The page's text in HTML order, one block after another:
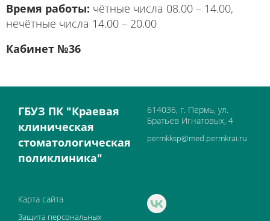
Время работы: чётные числа 08.00 – 14.00,
нечётные числа 14.00 – 20.00
Кабинет №36
ГБУЗ ПК "Краевая
клиническая
стоматологическая
поликлиника"
614036, г. Пермь, ул.
Братьев Игнатовых, 4
permkksp@med.permkrai.ru
Карта сайта
Защита персональных